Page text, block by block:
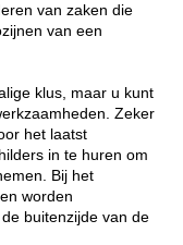
van zaken die
van een
klus, maar u kunt
Zeker
het laatst
in te huren om
Bij het
worden
buitenzijde van de